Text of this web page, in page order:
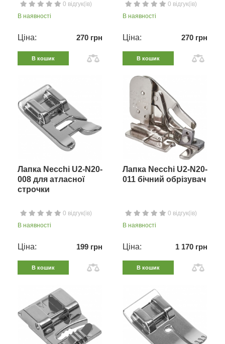
0 відгук(ів)
В наявності
Ціна: 270 грн
В кошик
0 відгук(ів)
В наявності
Ціна: 270 грн
В кошик
Лапка Necchi U2-N20-
008 для атласної
строчки
0 відгук(ів)
В наявності
Ціна: 199 грн
В кошик
Лапка Necchi U2-N20-
011 бічний обрізувач
0 відгук(ів)
В наявності
Ціна: 1 170 грн
В кошик